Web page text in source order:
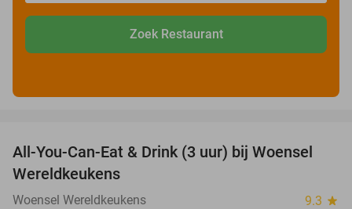
Zoek Restaurant
15%
All-You-Can-Eat & Drink (3 uur) bij Woensel
Wereldkeukens
Woensel Wereldkeukens 9.3 star